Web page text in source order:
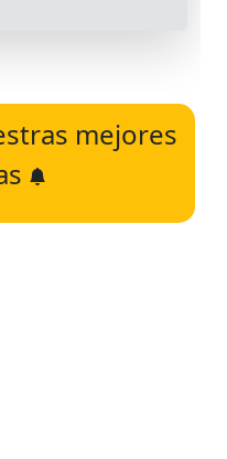
mejores